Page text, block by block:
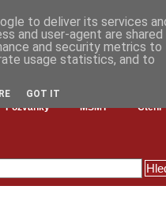
Pozvánky MŠMT Čtení
to deliver its services
and user-agent are shared
and security metrics to
usage statistics, and to
GOT IT